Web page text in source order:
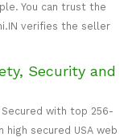
You can trust the
verifies the seller
Security and
with top 256-
secured USA web